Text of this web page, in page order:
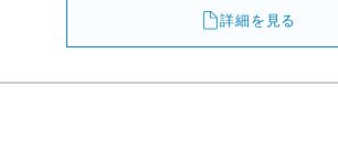
詳細を見る